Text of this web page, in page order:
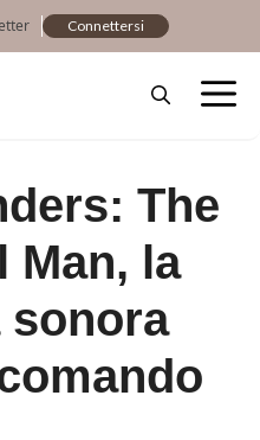
Connettersi
The
Man, la
sonora